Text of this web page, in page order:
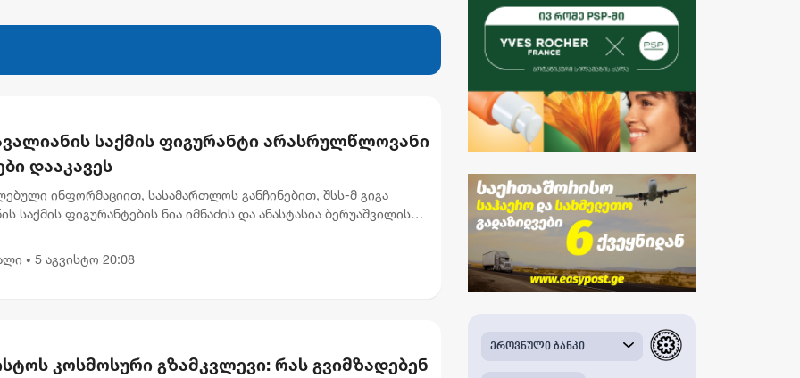
საქმის ფიგურანტი არასრულწლოვანი
დააკავეს
ინფორმაციით, სასამართლოს განჩინებით, შსს-მ გიგა
საქმის ფიგურანტების ნია იმნაძის და ანასტასია ბერუაშვილის
პ...
• 5 აგვისტო 20:08
კოსმოსური გზამკვლევი: რას გვიმზადებენ